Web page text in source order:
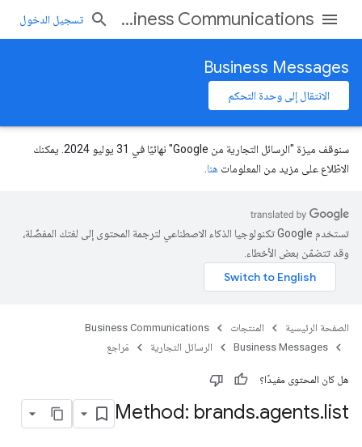
Business Communications تسجيل الدخول
Business Messages
الانتقال إلى وحدة التحكم
سنوقف ميزة "الرسائل التجارية من Google" نهائيًا في 31 يوليو 2024. يمكنك
الاطّلاع على مزيد من المعلومات هنا
تستخدم Google تكنولوجيا الذكاء الاصطناعي لترجمة المحتوى إلى لغتك المفضّلة،
وقد تتضمّن بعض الأخطاء.
الصفحة الرئيسية المنتجات
Business Communications
Business Messages
الرسائل التجارية مَراجع
هل كان المحتوى مفيدًا؟
Method: brands.agents.list